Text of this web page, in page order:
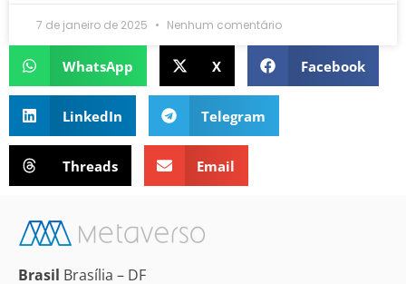
7 de janeiro de 2025 Nenhum comentário
WhatsApp X Facebook
LinkedIn Telegram
Threads Email
Brasil Brasília – DF